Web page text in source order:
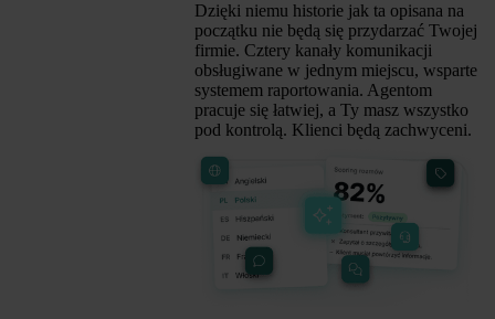
Dzięki niemu historie jak ta opisana na
początku nie będą się przydarzać Twojej
firmie. Cztery kanały komunikacji
obsługiwane w jednym miejscu, wsparte
systemem raportowania. Agentom
pracuje się łatwiej, a Ty masz wszystko
pod kontrolą. Klienci będą zachwyceni.